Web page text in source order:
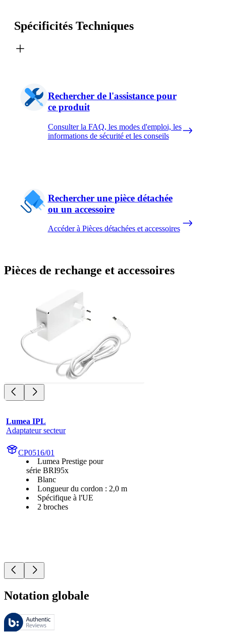
Spécificités Techniques
Rechercher de l'assistance pour
ce produit
Consulter la FAQ, les modes d'emploi, les
informations de sécurité et les conseils
Rechercher une pièce détachée
ou un accessoire
Accéder à Pièces détachées et accessoires
Pièces de rechange et accessoires
Lumea IPL
Adaptateur secteur
CP0516/01
Lumea Prestige pour
série BRI95x
Blanc
Longueur du cordon : 2,0 m
Spécifique à l'UE
2 broches
Notation globale
Ces évaluations sont gérées par Bazaarvoice et sont conformes à la